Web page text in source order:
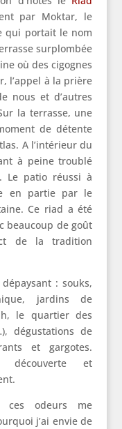
par Moktar, le
qui portait le nom
surplombée
où des cigognes
l’appel à la prière
nous et d’autres
la terrasse, une
de détente
A l’intérieur du
à peine troublé
Le patio réussi à
en partie par le
Ce riad a été
beaucoup de goût
de la tradition
: souks,
jardins de
le quartier des
dégustations de
et gargotes.
découverte et
ces odeurs me
j’ai envie de